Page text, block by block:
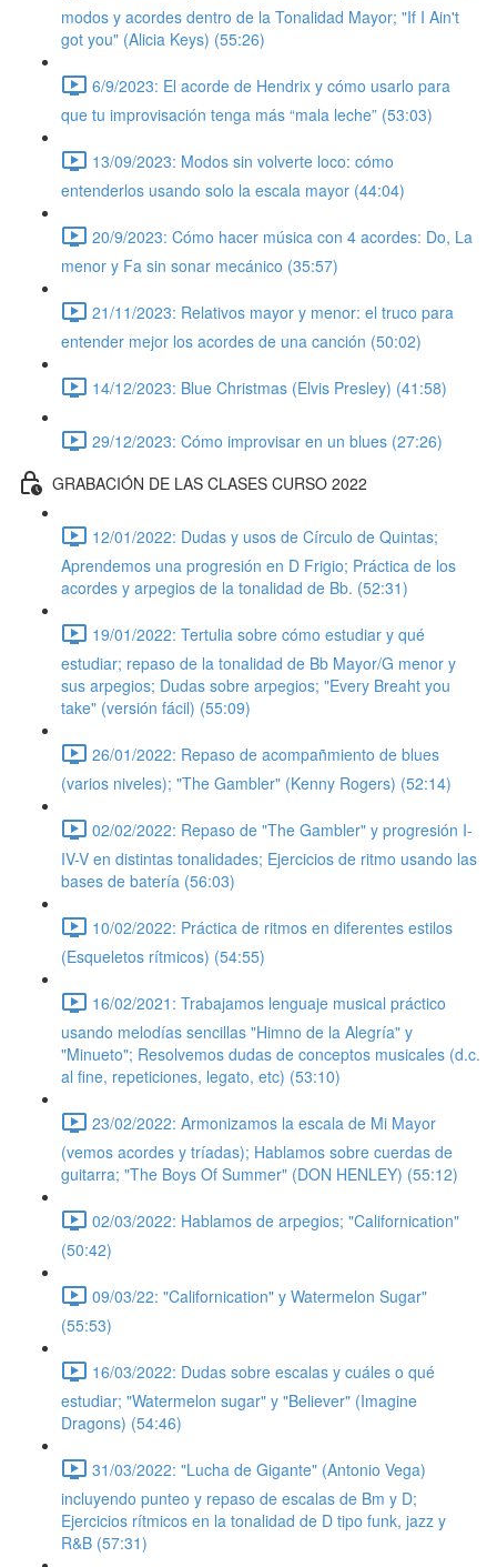
modos y acordes dentro de la Tonalidad Mayor; "If I Ain't
got you" (Alicia Keys) (55:26)
6/9/2023: El acorde de Hendrix y cómo usarlo para
que tu improvisación tenga más “mala leche” (53:03)
13/09/2023: Modos sin volverte loco: cómo
entenderlos usando solo la escala mayor (44:04)
20/9/2023: Cómo hacer música con 4 acordes: Do, La
menor y Fa sin sonar mecánico (35:57)
21/11/2023: Relativos mayor y menor: el truco para
entender mejor los acordes de una canción (50:02)
14/12/2023: Blue Christmas (Elvis Presley) (41:58)
29/12/2023: Cómo improvisar en un blues (27:26)
GRABACIÓN DE LAS CLASES CURSO 2022
12/01/2022: Dudas y usos de Círculo de Quintas;
Aprendemos una progresión en D Frigio; Práctica de los
acordes y arpegios de la tonalidad de Bb. (52:31)
19/01/2022: Tertulia sobre cómo estudiar y qué
estudiar; repaso de la tonalidad de Bb Mayor/G menor y
sus arpegios; Dudas sobre arpegios; "Every Breaht you
take" (versión fácil) (55:09)
26/01/2022: Repaso de acompañmiento de blues
(varios niveles); "The Gambler" (Kenny Rogers) (52:14)
02/02/2022: Repaso de "The Gambler" y progresión I-
IV-V en distintas tonalidades; Ejercicios de ritmo usando las
bases de batería (56:03)
10/02/2022: Práctica de ritmos en diferentes estilos
(Esqueletos rítmicos) (54:55)
16/02/2021: Trabajamos lenguaje musical práctico
usando melodías sencillas "Himno de la Alegría" y
"Minueto"; Resolvemos dudas de conceptos musicales (d.c.
al fine, repeticiones, legato, etc) (53:10)
23/02/2022: Armonizamos la escala de Mi Mayor
(vemos acordes y tríadas); Hablamos sobre cuerdas de
guitarra; "The Boys Of Summer" (DON HENLEY) (55:12)
02/03/2022: Hablamos de arpegios; "Californication"
(50:42)
09/03/22: "Californication" y Watermelon Sugar"
(55:53)
16/03/2022: Dudas sobre escalas y cuáles o qué
estudiar; "Watermelon sugar" y "Believer" (Imagine
Dragons) (54:46)
31/03/2022: "Lucha de Gigante" (Antonio Vega)
incluyendo punteo y repaso de escalas de Bm y D;
Ejercicios rítmicos en la tonalidad de D tipo funk, jazz y
R&B (57:31)